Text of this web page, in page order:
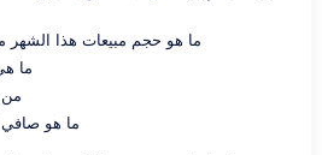
ما هو حجم مبيعات هذا الشهر
ما
من
ما هو صافي